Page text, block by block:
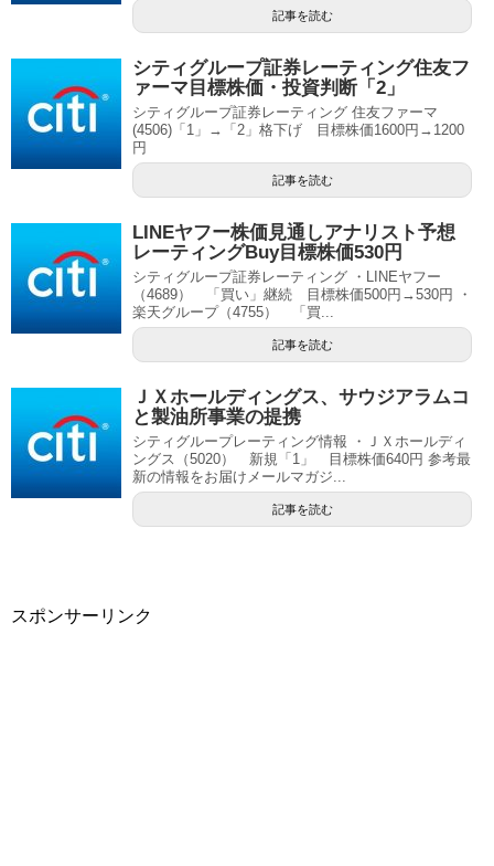
記事を読む
シティグループ証券レーティング住友フ
ァーマ目標株価・投資判断「2」
シティグループ証券レーティング 住友ファーマ
(4506)「1」→「2」格下げ 目標株価1600円→1200
円
記事を読む
LINEヤフー株価見通しアナリスト予想
レーティングBuy目標株価530円
シティグループ証券レーティング ・LINEヤフー
（4689） 「買い」継続 目標株価500円→530円 ・
楽天グループ（4755） 「買...
記事を読む
ＪＸホールディングス、サウジアラムコ
と製油所事業の提携
シティグループレーティング情報 ・ＪＸホールディ
ングス（5020） 新規「1」 目標株価640円 参考最
新の情報をお届けメールマガジ...
記事を読む
スポンサーリンク